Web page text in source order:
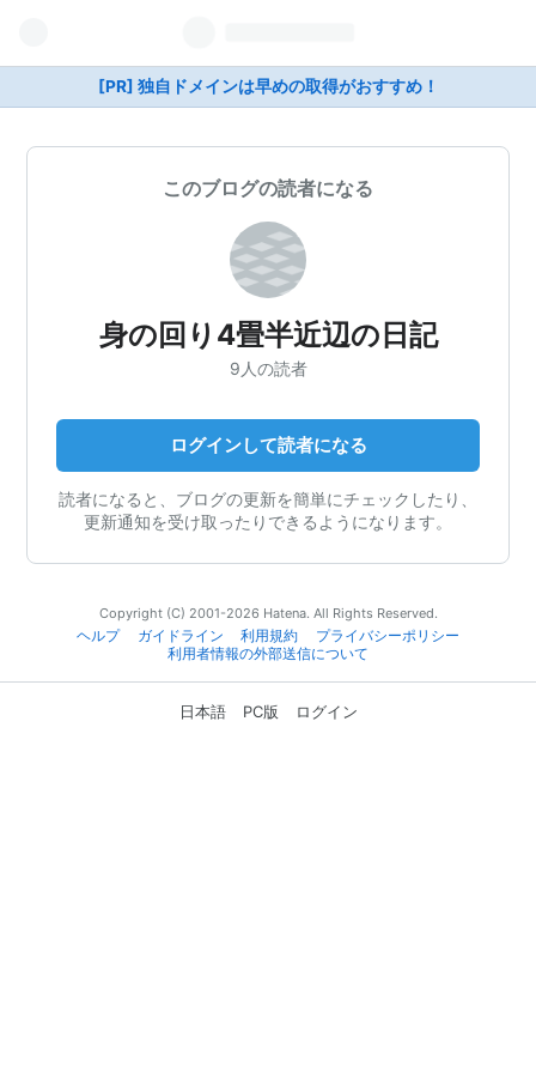
[PR] 独自ドメインは早めの取得がおすすめ！
このブログの読者になる
身の回り4畳半近辺の日記
9人の読者
ログインして読者になる
読者になると、ブログの更新を簡単にチェックしたり、
更新通知を受け取ったりできるようになります。
Copyright (C) 2001-2026 Hatena. All Rights Reserved.
ヘルプ
ガイドライン 利用規約
プライバシーポリシー
利用者情報の外部送信について
日本語 PC版 ログイン